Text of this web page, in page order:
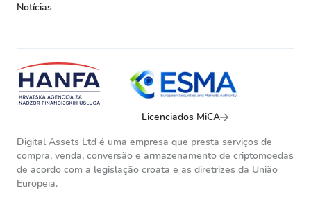
Notícias
Licenciados MiCA
Digital Assets Ltd é uma empresa que presta serviços de
compra, venda, conversão e armazenamento de criptomoedas
de acordo com a legislação croata e as diretrizes da União
Europeia.